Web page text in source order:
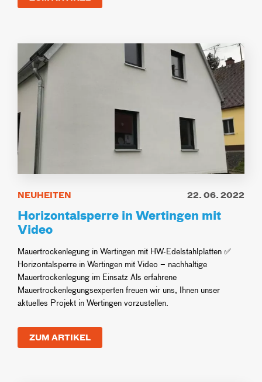
NEUHEITEN 22. 06. 2022
Horizontalsperre in Wertingen mit
Video
Mauertrockenlegung in Wertingen mit HW-Edelstahlplatten ✅
Horizontalsperre in Wertingen mit Video – nachhaltige
Mauertrockenlegung im Einsatz Als erfahrene
Mauertrockenlegungsexperten freuen wir uns, Ihnen unser
aktuelles Projekt in Wertingen vorzustellen.
ZUM ARTIKEL